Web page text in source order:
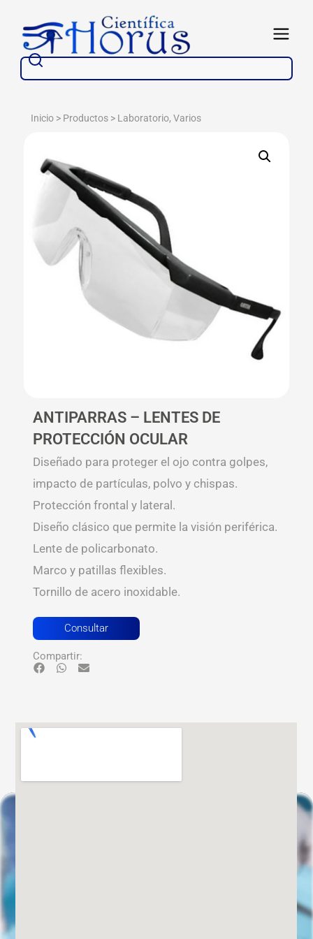
contenido
Abrir
Buscar
Inicio > Productos > Laboratorio, Varios
ANTIPARRAS – LENTES DE
PROTECCIÓN OCULAR
Diseñado para proteger el ojo contra golpes,
impacto de partículas, polvo y chispas.
Protección frontal y lateral.
Diseño clásico que permite la visión periférica.
Lente de policarbonato.
Marco y patillas flexibles.
Tornillo de acero inoxidable.
Consultar
Compartir: